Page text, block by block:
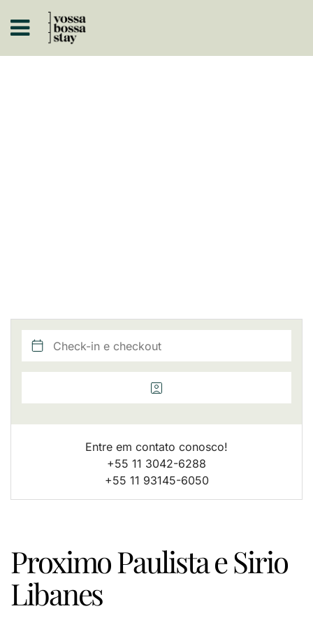
Proximo Paulista e Sirio
Libanes
Entre em contato conosco!
+55 11 3042-6288
+55 11 93145-6050